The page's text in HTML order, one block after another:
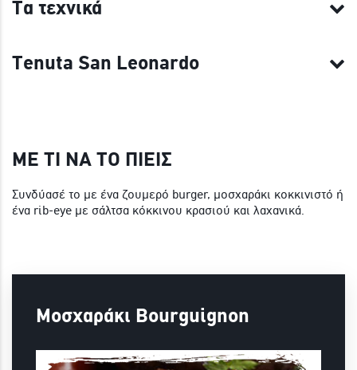
Τα τεχνικά
Tenuta San Leonardo
ΜΕ ΤΙ ΝΑ ΤΟ ΠΙΕΙΣ
Συνδύασέ το με ένα ζουμερό burger, μοσχαράκι κοκκινιστό ή
ένα rib-eye με σάλτσα κόκκινου κρασιού και λαχανικά.
Μοσχαράκι Bourguignon